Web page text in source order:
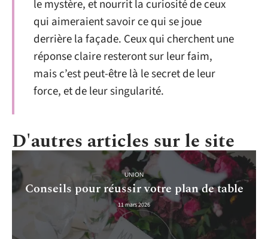
le mystère, et nourrit la curiosité de ceux
qui aimeraient savoir ce qui se joue
derrière la façade. Ceux qui cherchent une
réponse claire resteront sur leur faim,
mais c’est peut-être là le secret de leur
force, et de leur singularité.
D'autres articles sur le site
UNION
Conseils pour réussir votre plan de table
11 mars 2026